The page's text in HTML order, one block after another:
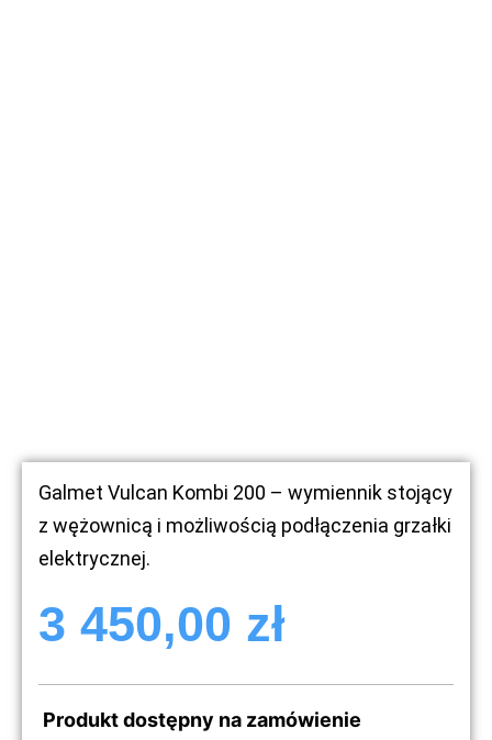
Galmet Vulcan Kombi 200 – wymiennik stojący
z wężownicą i możliwością podłączenia grzałki
elektrycznej.
3 450,00 zł
Produkt dostępny na zamówienie